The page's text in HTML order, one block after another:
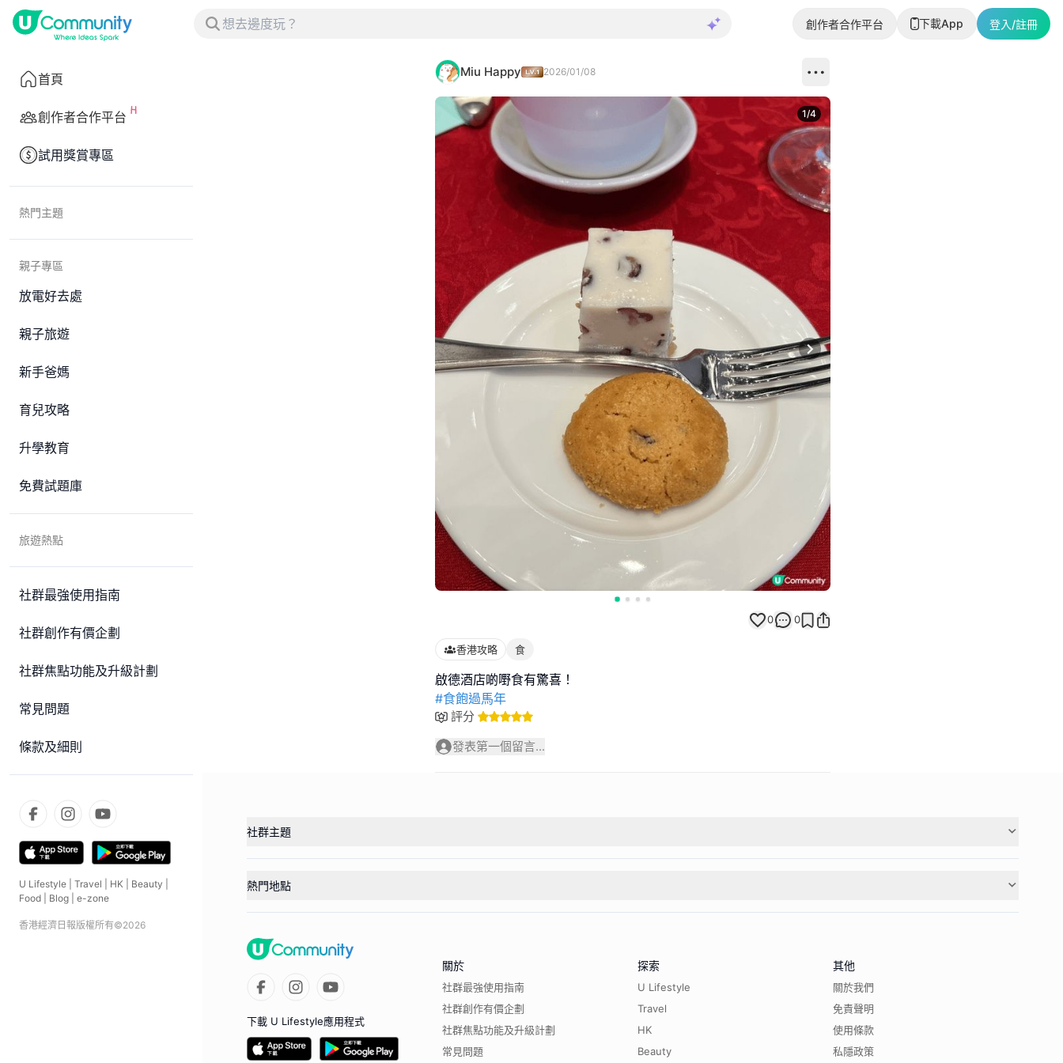
創作者合作平台 下載App 登入/註冊
首頁
創作者合作平台
試用獎賞專區
熱門主題
親子專區
放電好去處
親子旅遊
新手爸媽
育兒攻略
升學教育
免費試題庫
旅遊熱點
社群最強使用指南
社群創作有價企劃
社群焦點功能及升級計劃
常見問題
條款及細則
U Lifestyle Travel HK Beauty
Food
Blog e-zone
香港經濟日報版權所有©2026
Miu Happy 2026/01/08
Next slide
1/4
0 0
香港攻略 食
#食飽過馬年
評分
發表第一個留言...
社群主題
熱門地點
下載 U Lifestyle應用程式
關於
社群最強使用指南
社群創作有價企劃
社群焦點功能及升級計劃
常見問題
探索
U Lifestyle
Travel
HK
Beauty
其他
關於我們
免責聲明
使用條款
私隱政策